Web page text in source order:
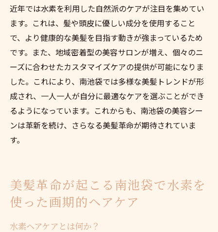
近年では水素を利用した自然派のケアが注目を集めてい
ます。これは、髪や頭皮に優しい成分を使用すること
で、より健康的な美髪を目指す動きが強まっているため
です。また、地域密着型の美容サロンが増え、個々のニ
ーズに合わせたカスタマイズケアの提供が可能になりま
した。これにより、南池袋では多様な美髪トレンドが形
成され、一人一人が自分に最適なケアを選ぶことができ
るようになっています。これからも、南池袋の美容シー
ンは革新を続け、さらなる美髪革命が期待されていま
す。
美髪革命が起こる南池袋で水素を
使った画期的ヘアケア
水素ヘアケアとは何か？